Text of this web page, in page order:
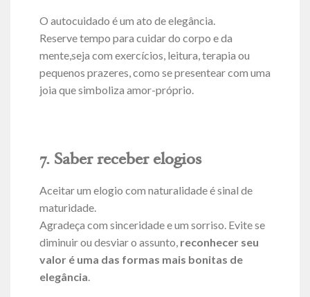
O autocuidado é um ato de elegância.
Reserve tempo para cuidar do corpo e da
mente,seja com exercícios, leitura, terapia ou
pequenos prazeres, como se presentear com uma
joia que simboliza amor-próprio.
7. Saber receber elogios
Aceitar um elogio com naturalidade é sinal de
maturidade.
Agradeça com sinceridade e um sorriso. Evite se
diminuir ou desviar o assunto, reconhecer seu
valor é uma das formas mais bonitas de
elegância